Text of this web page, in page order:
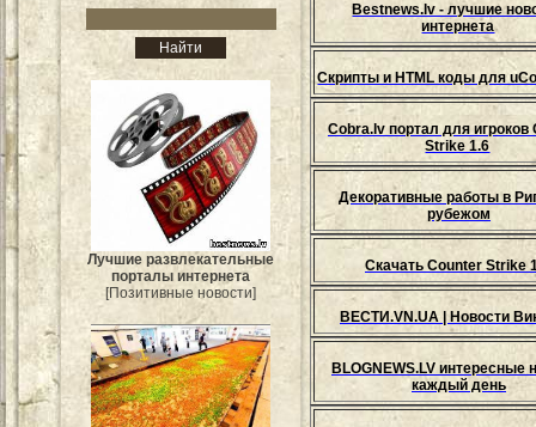
Лучшие развлекательные
порталы интернета
[Позитивные новости]
Bestnews.lv - лучшие
интернета
Скрипты и HTML коды для
Cobra.lv портал для игроков
Strike 1.6
Декоративные работы в
рубежом
Скачать Counter Strike
ВЕСТИ.VN.UA | Новости
BLOGNEWS.LV интересные
каждый день